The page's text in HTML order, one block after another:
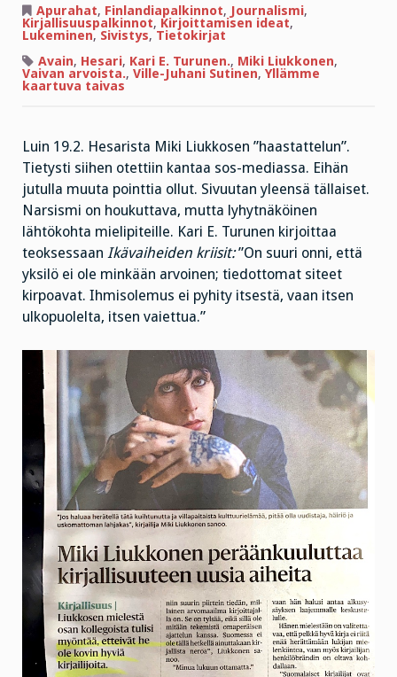
kirjallisuutta
tarvitaan!
Apurahat, Finlandiapalkinnot, Journalismi,
Kirjallisuuspalkinnot, Kirjoittamisen ideat,
Lukeminen, Sivistys, Tietokirjat
Avain, Hesari, Kari E. Turunen., Miki Liukkonen,
Vaivan arvoista., Ville-Juhani Sutinen, Yllämme
kaartuva taivas
Luin 19.2. Hesarista Miki Liukkosen ”haastattelun”.
Tietysti siihen otettiin kantaa sos-mediassa. Eihän
jutulla muuta pointtia ollut. Sivuutan yleensä tällaiset.
Narsismi on houkuttava, mutta lyhytnäköinen
lähtökohta mielipiteille. Kari E. Turunen kirjoittaa
teoksessaan Ikävaiheiden kriisit:”On suuri onni, että
yksilö ei ole minkään arvoinen; tiedottomat siteet
kirpoavat. Ihmisolemus ei pyhity itsestä, vaan itsen
ulkopuolelta, itsen vaiettua.”